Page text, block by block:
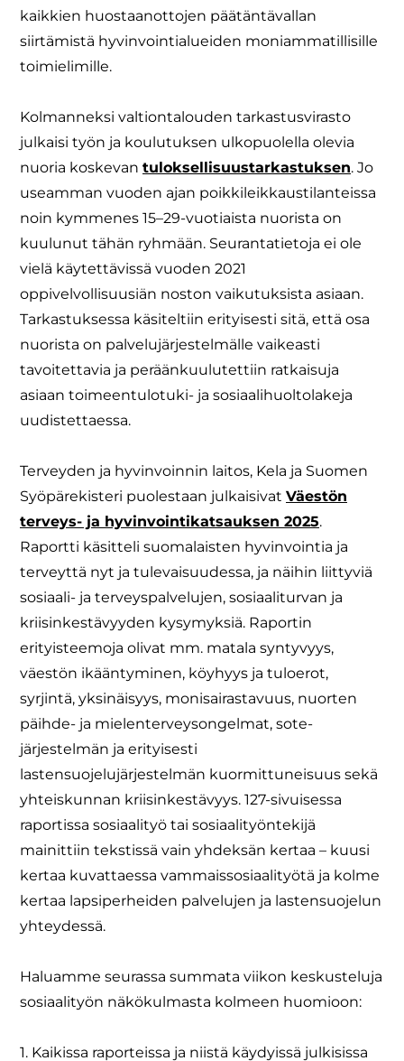
kaikkien huostaanottojen päätäntävallan
siirtämistä hyvinvointialueiden moniammatillisille
toimielimille.
Kolmanneksi valtiontalouden tarkastusvirasto
julkaisi työn ja koulutuksen ulkopuolella olevia
nuoria koskevan tuloksellisuustarkastuksen. Jo
useamman vuoden ajan poikkileikkaustilanteissa
noin kymmenes 15–29-vuotiaista nuorista on
kuulunut tähän ryhmään. Seurantatietoja ei ole
vielä käytettävissä vuoden 2021
oppivelvollisuusiän noston vaikutuksista asiaan.
Tarkastuksessa käsiteltiin erityisesti sitä, että osa
nuorista on palvelujärjestelmälle vaikeasti
tavoitettavia ja peräänkuulutettiin ratkaisuja
asiaan toimeentulotuki- ja sosiaalihuoltolakeja
uudistettaessa.
Terveyden ja hyvinvoinnin laitos, Kela ja Suomen
Syöpärekisteri puolestaan julkaisivat Väestön
terveys- ja hyvinvointikatsauksen 2025.
Raportti käsitteli suomalaisten hyvinvointia ja
terveyttä nyt ja tulevaisuudessa, ja näihin liittyviä
sosiaali- ja terveyspalvelujen, sosiaaliturvan ja
kriisinkestävyyden kysymyksiä. Raportin
erityisteemoja olivat mm. matala syntyvyys,
väestön ikääntyminen, köyhyys ja tuloerot,
syrjintä, yksinäisyys, monisairastavuus, nuorten
päihde- ja mielenterveysongelmat, sote-
järjestelmän ja erityisesti
lastensuojelujärjestelmän kuormittuneisuus sekä
yhteiskunnan kriisinkestävyys. 127-sivuisessa
raportissa sosiaalityö tai sosiaalityöntekijä
mainittiin tekstissä vain yhdeksän kertaa – kuusi
kertaa kuvattaessa vammaissosiaalityötä ja kolme
kertaa lapsiperheiden palvelujen ja lastensuojelun
yhteydessä.
Haluamme seurassa summata viikon keskusteluja
sosiaalityön näkökulmasta kolmeen huomioon:
1. Kaikissa raporteissa ja niistä käydyissä julkisissa